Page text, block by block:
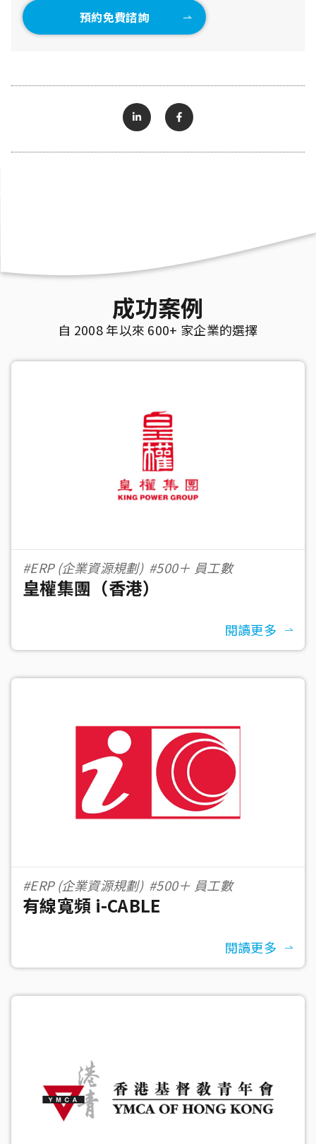
預約免費諮詢
成功案例
自 2008 年以來 600+ 家企業的選擇
#ERP (企業資源規劃) #500＋ 員工數
皇權集團（香港）
閱讀更多
#ERP (企業資源規劃) #500＋ 員工數
有線寬頻 i-CABLE
閱讀更多